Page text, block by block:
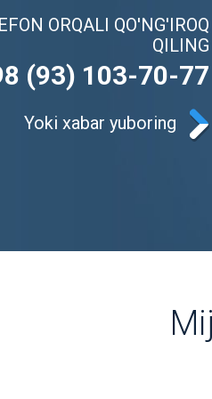
ORQALI QO'NG'IROQ
QILING
(93) 103-70-77
Yoki xabar yuboring